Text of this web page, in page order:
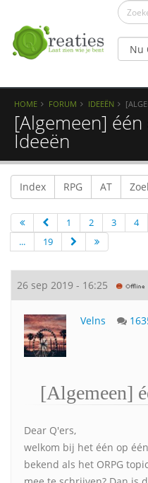
HOME FORUM IDEEËN
[Algemeen]
Ideeën
Index RPG AT
1 2 3 4
...
19
26 sep 2019 - 16:25
Velns
[Algemeen]
Dear Q'ers,
welkom bij het één op
bekend als het ORPG